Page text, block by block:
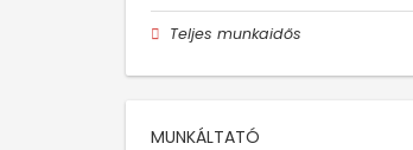
Teljes munkaidős
MUNKÁLTATÓ